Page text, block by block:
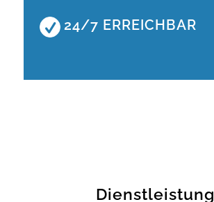
24/7 ERREICHBAR
Dienstleistung